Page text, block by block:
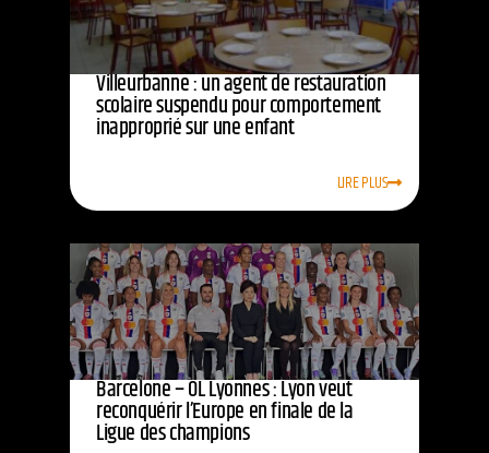
Villeurbanne : un agent de restauration
scolaire suspendu pour comportement
inapproprié sur une enfant
LIRE PLUS
Barcelone – OL Lyonnes : Lyon veut
reconquérir l’Europe en finale de la
Ligue des champions